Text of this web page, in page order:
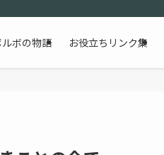
ボの物語 お役立ちリンク集